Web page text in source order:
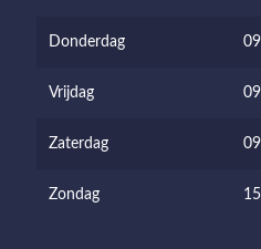
Donderdag
Vrijdag
Zaterdag
Zondag